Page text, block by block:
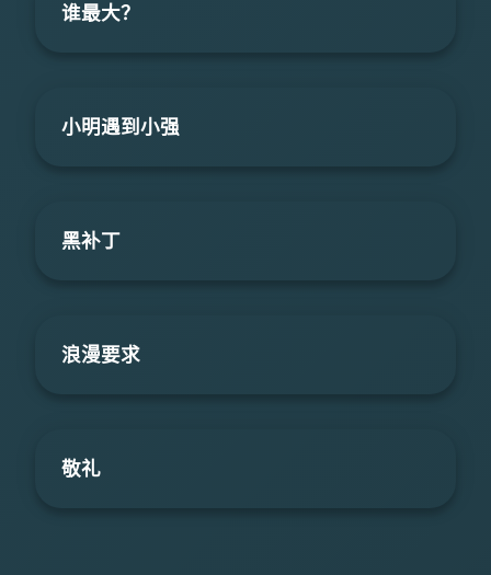
谁最大？
小明遇到小强
黑补丁
浪漫要求
敬礼